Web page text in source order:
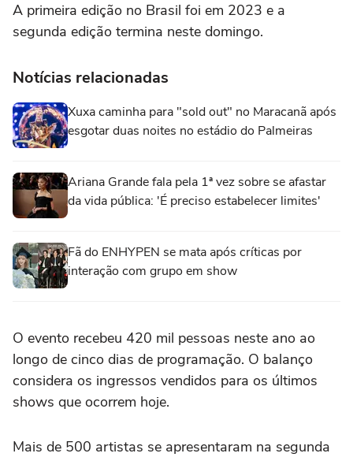
A primeira edição no Brasil foi em 2023 e a
segunda edição termina neste domingo.
Notícias relacionadas
Xuxa caminha para "sold out" no Maracanã após
esgotar duas noites no estádio do Palmeiras
Ariana Grande fala pela 1ª vez sobre se afastar
da vida pública: 'É preciso estabelecer limites'
Fã do ENHYPEN se mata após críticas por
interação com grupo em show
O evento recebeu 420 mil pessoas neste ano ao
longo de cinco dias de programação. O balanço
considera os ingressos vendidos para os últimos
shows que ocorrem hoje.
Mais de 500 artistas se apresentaram na segunda